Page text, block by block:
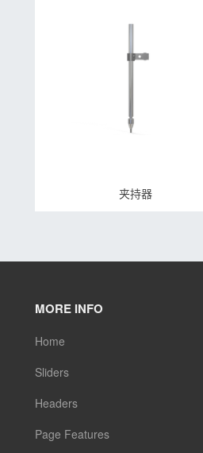
夹持器
MORE INFO
Home
Sliders
Headers
Page Features